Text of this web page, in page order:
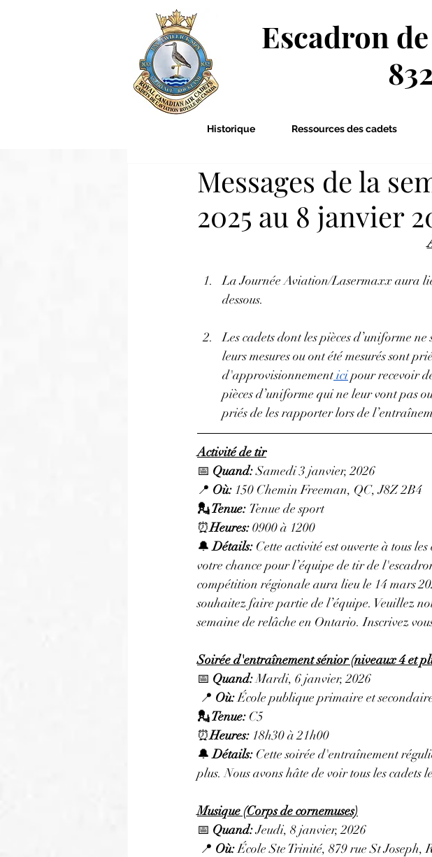
Escadron
Historique Ressources des cadets
Messages de la
2025 au 8 janvier
La Journée Aviation/Lasermaxx aura
dessous.
Les cadets dont les pièces d’uniforme
leurs mesures ou ont été mesurés sont
d'approvisionnement ici pour recevoir
pièces d’uniforme qui ne leur vont pas
priés de les rapporter lors de
Activité de tir
📅 Quand: Samedi 3 janvier, 2026
📍 Où: 150 Chemin Freeman, QC, J8Z 2B4
💂 Tenue: Tenue de sport
⏰Heures: 0900 à 1200
🔔 Détails: Cette activité est ouverte à tous
votre chance pour l’équipe de tir de
compétition régionale aura lieu le 14 mars
souhaitez faire partie de l’équipe. Veuillez
semaine de relâche en Ontario. Inscrivez
Soirée d'entraînement sénior (niveaux 4 et
📅 Quand: Mardi, 6 janvier, 2026
📍 Où: École publique primaire et
💂 Tenue: C5
⏰Heures: 18h30 à 21h00
🔔 Détails: Cette soirée d'entraînement
plus. Nous avons hâte de voir tous les cadets
Musique (Corps de cornemuses)
📅 Quand: Jeudi, 8 janvier, 2026
📍 Où: École Ste Trinité, 879 rue St Joseph,